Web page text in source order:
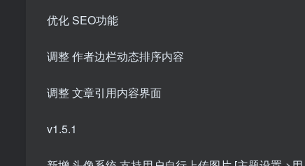
优化 SEO功能
调整 作者边栏动态排序内容
调整 文章引用内容界面
v1.5.1